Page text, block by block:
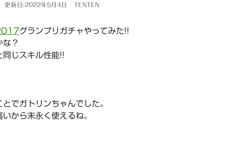
更新日:2022年5月4日 TENTEN
グランプリガチャやってみた!!
な？
同じスキル性能!!
でガトリンちゃんでした。
から末永く使えるね。